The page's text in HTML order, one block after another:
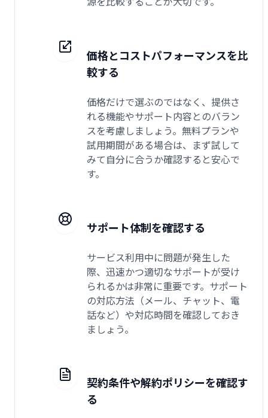
価格とコストパフォーマンスを比
較する
価格だけで選ぶのではなく、提供さ
れる機能やサポート内容とのバラン
スを考慮しましょう。無料プランや
試用期間がある場合は、まず試して
みて自分に合うか確認すると安心で
す。
サポート体制を確認する
サービス利用中に問題が発生した
際、迅速かつ適切なサポートが受け
られるかは非常に重要です。サポート
の対応方法（メール、チャット、電
話など）や対応時間を確認しておき
ましょう。
契約条件や解約ポリシーを確認す
る